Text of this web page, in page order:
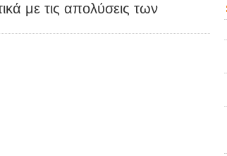
με τις απολύσεις των